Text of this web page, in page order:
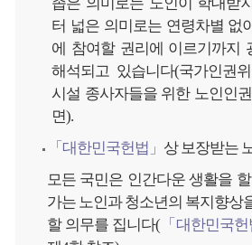
터 넓은 의미로는 연령차별 없
에 참여할 권리에 이르기까지
해석되고 있습니다(국가인권
시설 종사자들을 위한 노인인
면).
「대한민국헌법」 상 보장받는
모든 국민은 인간다운 생활을
가는 노인과 청소년의 복지향상
할 의무를 집니다( 「대한민국